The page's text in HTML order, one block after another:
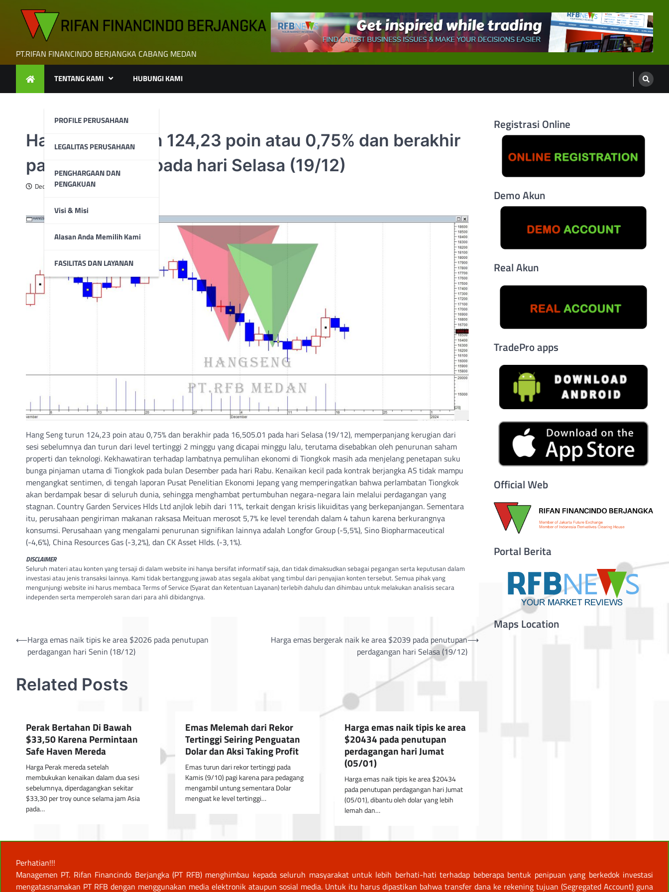
PT.RIFAN FINANCINDO BERJANGKA CABANG MEDAN
TENTANG KAMI
PROFILE PERUSAHAAN
LEGALITAS PERUSAHAAN
PENGHARGAAN DAN
PENGAKUAN
Visi & Misi
Alasan Anda Memilih Kami
FASILITAS DAN LAYANAN
HUBUNGI KAMI
Hang Seng turun 124,23 poin atau 0,75% dan berakhir
pada 16,505.01 pada hari Selasa (19/12)
December 20, 2023
Hang Seng turun 124,23 poin atau 0,75% dan berakhir pada 16,505.01 pada hari Selasa (19/12), memperpanjang kerugian dari
sesi sebelumnya dan turun dari level tertinggi 2 minggu yang dicapai minggu lalu, terutama disebabkan oleh penurunan saham
properti dan teknologi. Kekhawatiran terhadap lambatnya pemulihan ekonomi di Tiongkok masih ada menjelang penetapan suku
bunga pinjaman utama di Tiongkok pada bulan Desember pada hari Rabu. Kenaikan kecil pada kontrak berjangka AS tidak mampu
mengangkat sentimen, di tengah laporan Pusat Penelitian Ekonomi Jepang yang memperingatkan bahwa perlambatan Tiongkok
akan berdampak besar di seluruh dunia, sehingga menghambat pertumbuhan negara-negara lain melalui perdagangan yang
stagnan. Country Garden Services Hlds Ltd anjlok lebih dari 11%, terkait dengan krisis likuiditas yang berkepanjangan. Sementara
itu, perusahaan pengiriman makanan raksasa Meituan merosot 5,7% ke level terendah dalam 4 tahun karena berkurangnya
konsumsi. Perusahaan yang mengalami penurunan signifikan lainnya adalah Longfor Group (-5,5%), Sino Biopharmaceutical
(-4,6%), China Resources Gas (-3,2%), dan CK Asset Hlds. (-3,1%).
DISCLAIMER
Seluruh materi atau konten yang tersaji di dalam website ini hanya bersifat informatif saja, dan tidak dimaksudkan sebagai pegangan serta keputusan dalam
investasi atau jenis transaksi lainnya. Kami tidak bertanggung jawab atas segala akibat yang timbul dari penyajian konten tersebut. Semua pihak yang
mengunjungi website ini harus membaca Terms of Service (Syarat dan Ketentuan Layanan) terlebih dahulu dan dihimbau untuk melakukan analisis secara
independen serta memperoleh saran dari para ahli dibidangnya.
Post
navigation
⟵Harga emas naik tipis ke area $2026 pada penutupan
perdagangan hari Senin (18/12)
Harga emas bergerak naik ke area $2039 pada penutupan
perdagangan hari Selasa (19/12)
⟶
Related Posts
Perak Bertahan Di Bawah
$33,50 Karena Permintaan
Safe Haven Mereda
Harga Perak mereda setelah
membukukan kenaikan dalam dua sesi
sebelumnya, diperdagangkan sekitar
$33,30 per troy ounce selama jam Asia
pada…
Emas Melemah dari Rekor
Tertinggi Seiring Penguatan
Dolar dan Aksi Taking Profit
Emas turun dari rekor tertinggi pada
Kamis (9/10) pagi karena para pedagang
mengambil untung sementara Dolar
menguat ke level tertinggi…
Harga emas naik tipis ke area
$20434 pada penutupan
perdagangan hari Jumat
(05/01)
Harga emas naik tipis ke area $20434
pada penutupan perdagangan hari Jumat
(05/01), dibantu oleh dolar yang lebih
lemah dan…
Registrasi Online
Demo Akun
Real Akun
TradePro apps
Official Web
Portal Berita
Maps Location
Perhatian!!!
Managemen PT. Rifan Financindo Berjangka (PT RFB) menghimbau kepada seluruh masyarakat untuk lebih berhati-hati terhadap beberapa bentuk penipuan yang berkedok investasi
mengatasnamakan PT RFB dengan menggunakan media elektronik ataupun sosial media. Untuk itu harus dipastikan bahwa transfer dana ke rekening tujuan (Segregated Account) guna